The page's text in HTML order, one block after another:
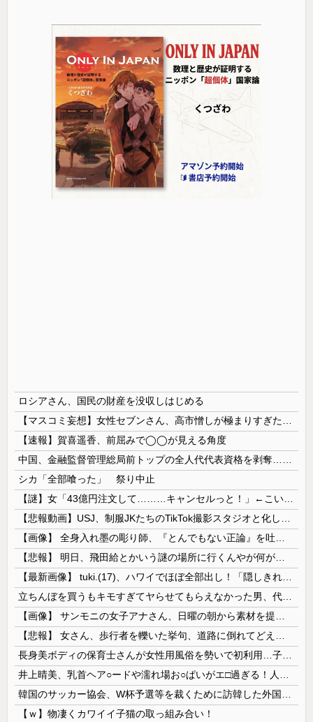
ロシアさん、国民の財産を没収しはじめる
【速報】賀喜遥香、前屈みで◯◯が見える角度
シカ「全部喰った」 祭り中止
【ｗ】物凄くカワイイ子猫の取っ組み合い！